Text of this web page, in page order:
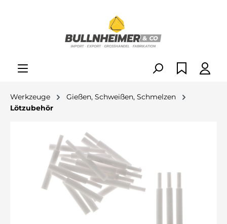
Werkzeuge
Gießen, Schweißen, Schmelzen
Lötzubehör